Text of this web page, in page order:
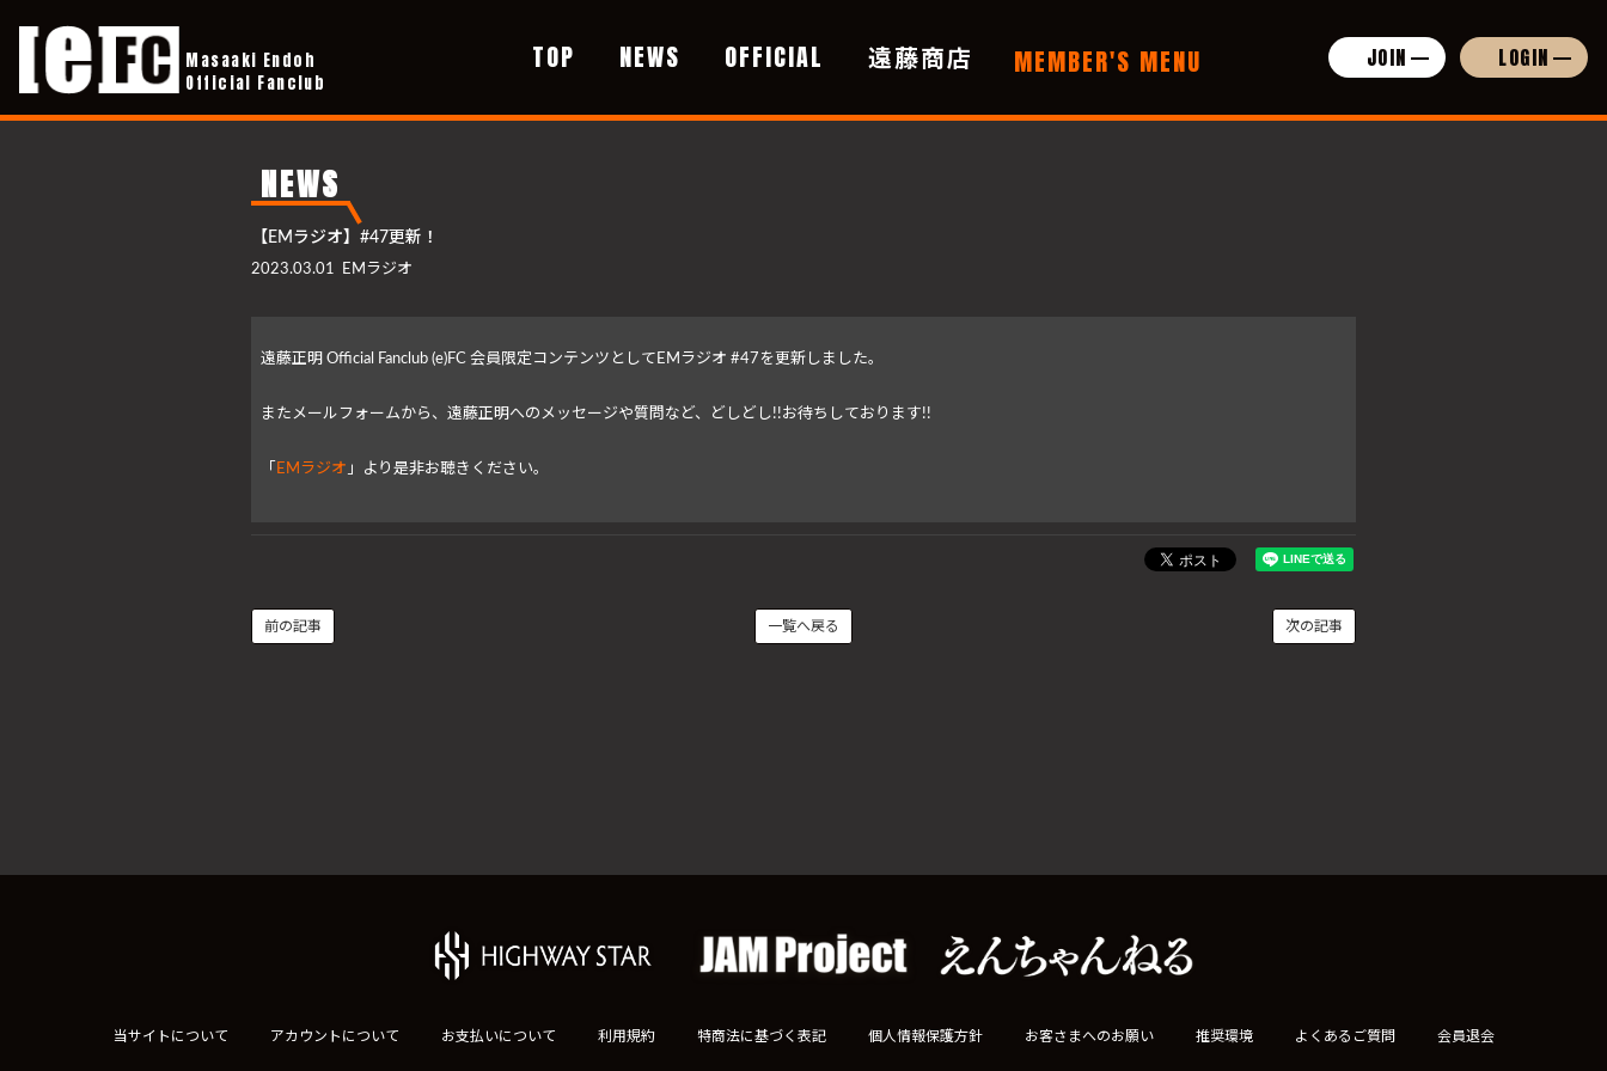
Masaaki Endoh
Official Fanclub
TOP NEWS OFFICIAL 遠藤商店 MEMBER'S MENU JOIN LOGIN
NEWS
【EMラジオ】#47更新！
2023.03.01 EMラジオ
遠藤正明 Official Fanclub (e)FC 会員限定コンテンツとしてEMラジオ #47を更新しました。
またメールフォームから、遠藤正明へのメッセージや質問など、どしどし!!お待ちしております!!
「 EMラジオ 」より是非お聴きください。
前の記事 一覧へ戻る 次の記事
当サイトについて アカウントについて お支払いについて 利用規約 特商法に基づく表記 個人情報保護方針 お客さまへのお願い 推奨環境 よくあるご質問 会員退会